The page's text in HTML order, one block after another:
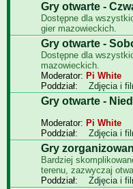
Gry otwarte -
Dostępne dla
gier mazowieckich.
Gry otwarte -
Dostępne dla
mazowieckich.
Moderator: Pi White
Poddział:
Zdjęcia i
Gry otwarte -
Moderator: Pi White
Poddział:
Zdjęcia i
Gry
Bardziej
terenu, zazwyczaj
Poddział:
Zdjęcia i